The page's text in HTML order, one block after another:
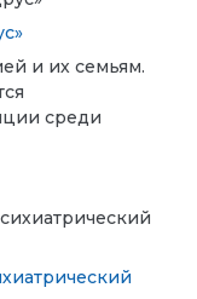
и их семьям.
среди